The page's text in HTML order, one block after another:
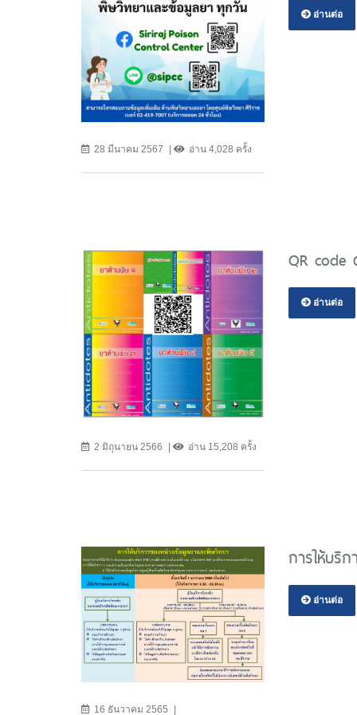
28 มีนาคม 2567 อ่าน 4,028 ครั้ง
อ่านต่อ
2 มิถุนายน 2566 อ่าน 15,208 ครั้ง
QR code
อ่านต่อ
16 ธันวาคม 2565
การให้บริ
อ่านต่อ